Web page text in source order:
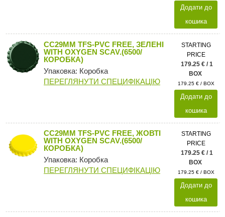
Додати до
кошика
CC29MM TFS-PVC FREE, ЗЕЛЕНІ
WITH OXYGEN SCAV.(6500/
КОРОБКА)
Упаковка: Коробка
ПЕРЕГЛЯНУТИ СПЕЦИФІКАЦІЮ
STARTING
PRICE
179.25 € / 1
BOX
179.25 € / BOX
Додати до
кошика
CC29MM TFS-PVC FREE, ЖОВТІ
WITH OXYGEN SCAV.(6500/
КОРОБКА)
Упаковка: Коробка
ПЕРЕГЛЯНУТИ СПЕЦИФІКАЦІЮ
STARTING
PRICE
179.25 € / 1
BOX
179.25 € / BOX
Додати до
кошика